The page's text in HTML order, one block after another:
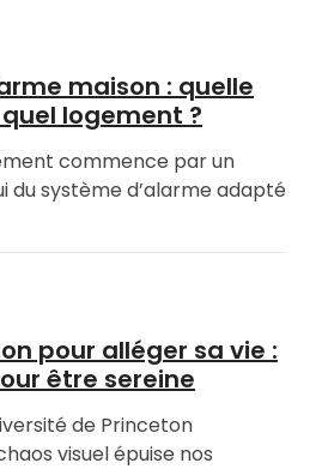
maison : quelle
logement ?
commence par un
du système d’alarme adapté
pour alléger sa vie :
être sereine
de Princeton
visuel épuise nos